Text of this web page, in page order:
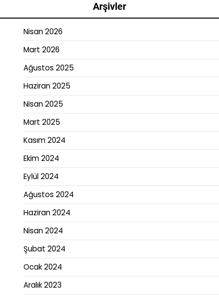
Arşivler
Nisan 2026
Mart 2026
Ağustos 2025
Haziran 2025
Nisan 2025
Mart 2025
Kasım 2024
Ekim 2024
Eylül 2024
Ağustos 2024
Haziran 2024
Nisan 2024
Şubat 2024
Ocak 2024
Aralık 2023